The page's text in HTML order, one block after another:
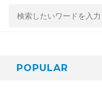
POPULAR